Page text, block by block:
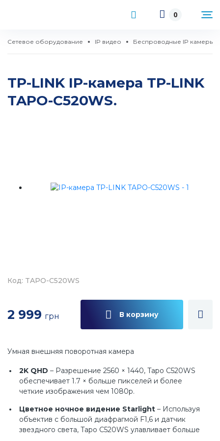
0
Сетевое оборудование IP видео Беспроводные IP камеры
TP-LINK IP-камера TP-LINK
TAPO-C520WS.
Код: TAPO-C520WS
2 999 грн В корзину
Умная внешняя поворотная камера
2K QHD – Разрешение 2560 × 1440, Tapo C520WS
обеспечивает 1.7 × больше пикселей и более
четкие изображения чем 1080p.
Цветное ночное видение Starlight – Используя
объектив с большой диафрагмой F1,6 и датчик
звездного света, Tapo C520WS улавливает больше